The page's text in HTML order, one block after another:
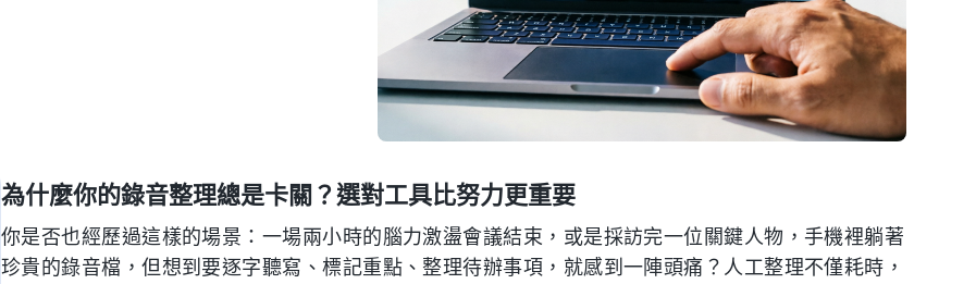
為什麼你的錄音整理總是卡關？選對工具比努力更重要
你是否也經歷過這樣的場景：一場兩小時的腦力激盪會議結束，或是採訪完一位關鍵人物，手機裡躺著
珍貴的錄音檔，但想到要逐字聽寫、標記重點、整理待辦事項，就感到一陣頭痛？人工整理不僅耗時，